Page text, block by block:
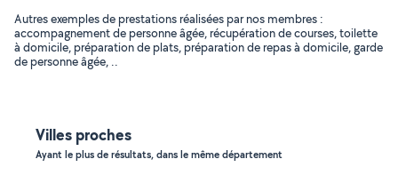
Autres exemples de prestations réalisées par nos membres :
accompagnement de personne âgée, récupération de courses, toilette
à domicile, préparation de plats, préparation de repas à domicile, garde
de personne âgée, ..
Villes proches
Ayant le plus de résultats, dans le même département